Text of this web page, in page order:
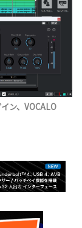
ン、VOCALO